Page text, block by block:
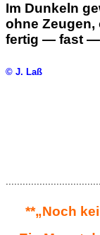
Im Dunkeln
ohne
fertig — fast —
© J. Laß
**„Noch